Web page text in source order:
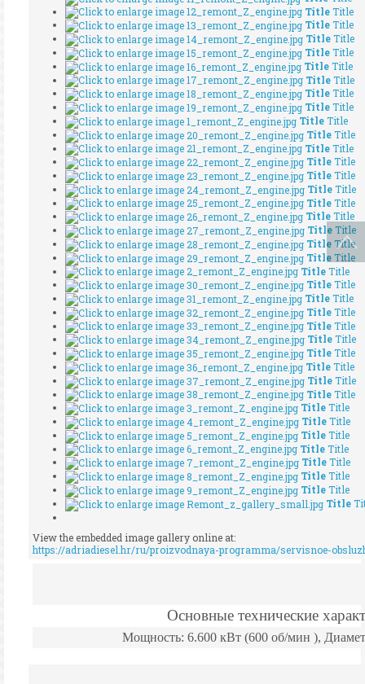
TitleTitle
TitleTitle
TitleTitle
TitleTitle
TitleTitle
TitleTitle
TitleTitle
TitleTitle
TitleTitle
TitleTitle
TitleTitle
TitleTitle
TitleTitle
TitleTitle
TitleTitle
TitleTitle
TitleTitle
TitleTitle
TitleTitle
TitleTitle
TitleTitle
TitleTitle
TitleTitle
TitleTitle
TitleTitle
TitleTitle
TitleTitle
TitleTitle
TitleTitle
TitleTitle
TitleTitle
TitleTitle
TitleTitle
TitleTitle
TitleTitle
TitleTitle
Title
View the embedded image gallery online at:
https://adriadiesel.hr/ru/proizvodnaya-programma/servisnoe-
Основные технические
Мощность: 6.600 кВт (600 об/мин ),